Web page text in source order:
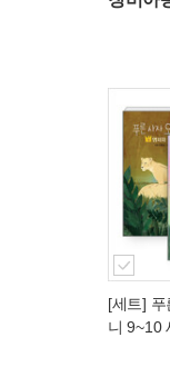
[세트]
니 9~10